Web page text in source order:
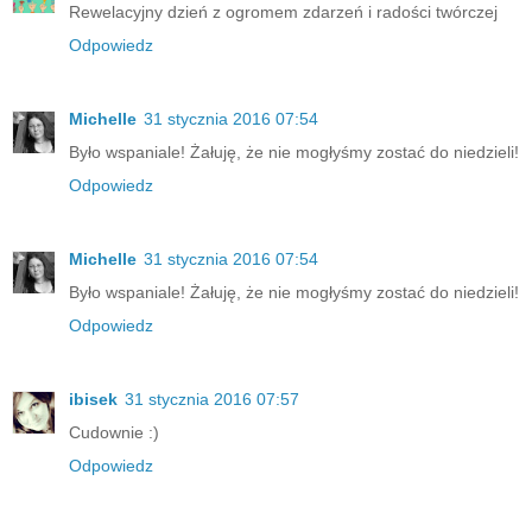
Rewelacyjny dzień z ogromem zdarzeń i radości twórczej
Odpowiedz
Michelle 31 stycznia 2016 07:54
Było wspaniale! Żałuję, że nie mogłyśmy zostać do niedzieli!
Odpowiedz
Michelle 31 stycznia 2016 07:54
Było wspaniale! Żałuję, że nie mogłyśmy zostać do niedzieli!
Odpowiedz
ibisek 31 stycznia 2016 07:57
Cudownie :)
Odpowiedz